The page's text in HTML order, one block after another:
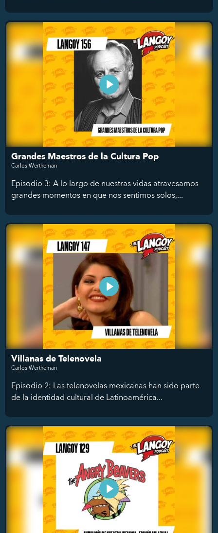
Grandes Maestros de la Cultura Pop
Carlos Wertheman
Episodio 3: A lo largo de nuestras vidas atravesamos
grandes momentos en que nos sentimos solos,...
Villanas de Telenovela
Carlos Wertheman
Episodio 2: Las telenovelas mexicanas han sido parte
de la identidad cultural de Latinoamérica...